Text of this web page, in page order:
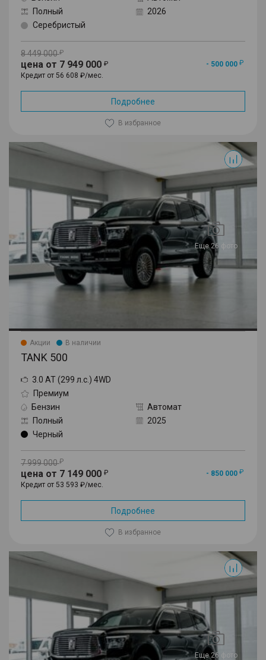
Полный
2026
Серебристый
8 449 000
цена от 7 949 000
- 500 000
Кредит от 56 608 ₽/мес.
Подробнее
В избранное
Еще 26 фото
500
Акции В наличии
TANK 500
3.0 AT (299 л.с.) 4WD
Премиум
Бензин
Автомат
Полный
2025
Черный
7 999 000
цена от 7 149 000
- 850 000
Кредит от 53 593 ₽/мес.
Подробнее
В избранное
Еще 26 фото
500